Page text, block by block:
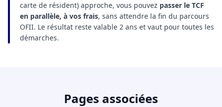
carte de résident) approche, vous pouvez passer le TCF
en parallèle, à vos frais, sans attendre la fin du parcours
OFII. Le résultat reste valable 2 ans et vaut pour toutes les
démarches.
Pages associées